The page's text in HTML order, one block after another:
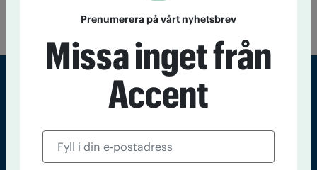
Varsågod – här är Accents sommardrinkar,
skapade av Thomas Jordansson.
Sveriges största tidning om droger och nykterhet
Tidningen Accent, A4, Bondegatan 21, 116 33 Stockholm
accent@iogt.se
Prenumerera på vårt nyhetsbrev
Missa inget från
Accent